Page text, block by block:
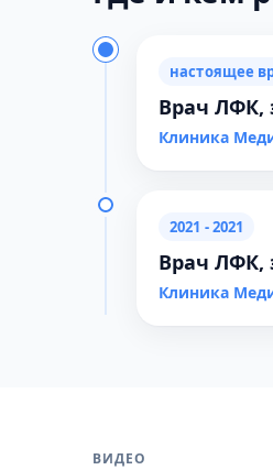
настоящее
Врач ЛФК,
Клиника
2021 - 2021
Врач ЛФК,
Клиника
ВИДЕО